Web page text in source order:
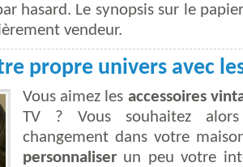
hasard. Le synopsis sur le
vendeur.
propre univers avec
Vous aimez les accessoires
TV ? Vous souhaitez
changement dans votre
personnaliser un peu votre